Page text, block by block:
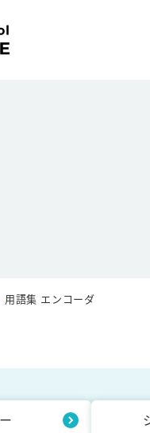
用語集 エンコーダ